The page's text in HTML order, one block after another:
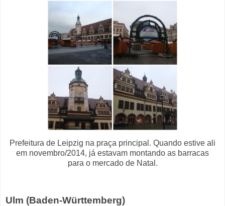
Prefeitura de Leipzig na praça principal. Quando estive ali
em novembro/2014, já estavam montando as barracas
para o mercado de Natal.
Ulm (Baden-Württemberg)